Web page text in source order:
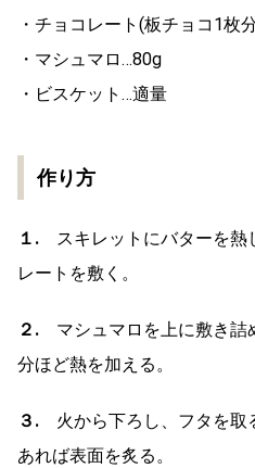
・チョコレート(板チョコ1枚
・マシュマロ…80g
・ビスケット…適量
作り方
１. スキレットにバターを熱
レートを敷く。
２. マシュマロを上に敷き詰
分ほど熱を加える。
３. 火から下ろし、フタを
あれば表面を炙る。